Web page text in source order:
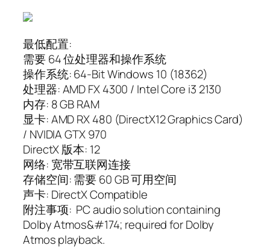
最低配置:
需要 64 位处理器和操作系统
操作系统: 64-Bit Windows 10 (18362)
处理器: AMD FX 4300 / Intel Core i3 2130
内存: 8 GB RAM
显卡: AMD RX 480 (DirectX12 Graphics Card)
/ NVIDIA GTX 970
DirectX 版本: 12
网络: 宽带互联网连接
存储空间: 需要 60 GB 可用空间
声卡: DirectX Compatible
附注事项: PC audio solution containing
Dolby Atmos&#174; required for Dolby
Atmos playback.